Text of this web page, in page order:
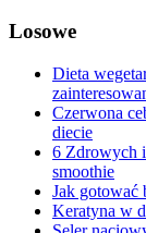
Losowe
Dieta
Czerwona
diecie
6 Zdrowych
smoothie
Jak gotować
Keratyna w